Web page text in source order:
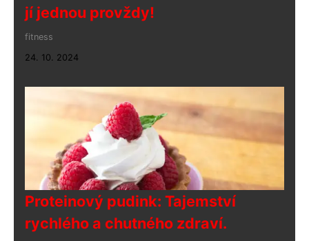
jí jednou provždy!
fitness
24. 10. 2024
Proteinový pudink: Tajemství
rychlého a chutného zdraví.